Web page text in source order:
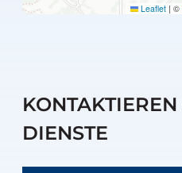
Leaflet | ©
DIENSTE